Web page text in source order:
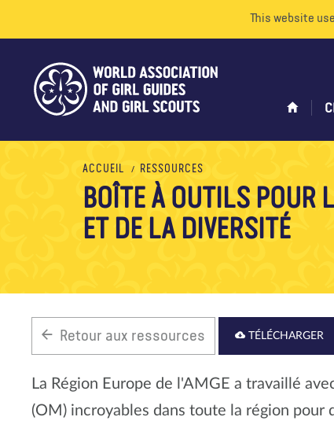
This website
ACCUEIL RESSOURCES
BOÎTE À OUTILS POUR
ET DE LA DIVERSITÉ
Retour aux ressources TÉLÉCHARGER
La Région Europe de l'AMGE a travaillé
(OM) incroyables dans toute la région